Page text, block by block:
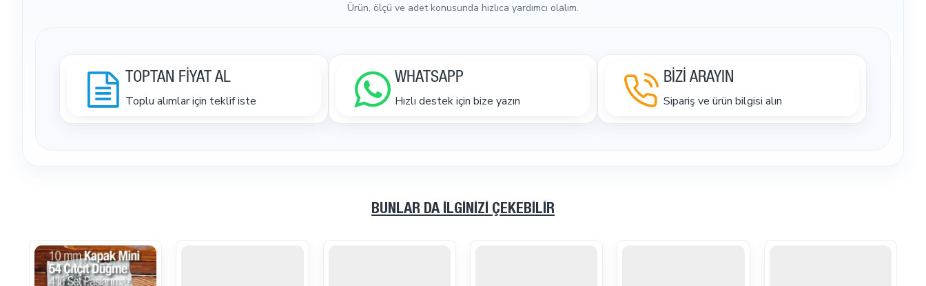
Ürün, ölçü ve adet konusunda hızlıca yardımcı olalım.
TOPTAN FİYAT AL
Toplu alımlar için teklif iste
WHATSAPP
Hızlı destek için bize yazın
BİZİ ARAYIN
Sipariş ve ürün bilgisi alın
BUNLAR DA İLGINIZI ÇEKEBILIR